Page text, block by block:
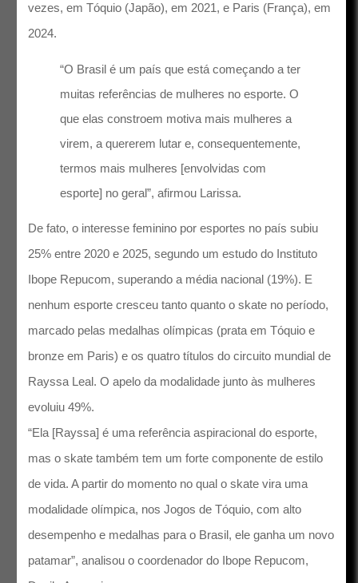
vezes, em Tóquio (Japão), em 2021, e Paris (França), em
2024.
“O Brasil é um país que está começando a ter
muitas referências de mulheres no esporte. O
que elas constroem motiva mais mulheres a
virem, a quererem lutar e, consequentemente,
termos mais mulheres [envolvidas com
esporte] no geral”, afirmou Larissa.
De fato, o interesse feminino por esportes no país subiu
25% entre 2020 e 2025, segundo um estudo do Instituto
Ibope Repucom, superando a média nacional (19%). E
nenhum esporte cresceu tanto quanto o skate no período,
marcado pelas medalhas olímpicas (prata em Tóquio e
bronze em Paris) e os quatro títulos do circuito mundial de
Rayssa Leal. O apelo da modalidade junto às mulheres
evoluiu 49%.
“Ela [Rayssa] é uma referência aspiracional do esporte,
mas o skate também tem um forte componente de estilo
de vida. A partir do momento no qual o skate vira uma
modalidade olímpica, nos Jogos de Tóquio, com alto
desempenho e medalhas para o Brasil, ele ganha um novo
patamar”, analisou o coordenador do Ibope Repucom,